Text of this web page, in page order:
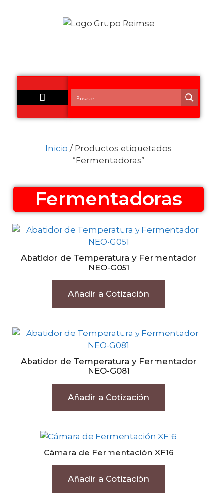
Inicio / Productos etiquetados
“Fermentadoras”
Fermentadoras
Abatidor de Temperatura y Fermentador
NEO-G051
Añadir a Cotización
Abatidor de Temperatura y Fermentador
NEO-G081
Añadir a Cotización
Cámara de Fermentación XF16
Añadir a Cotización